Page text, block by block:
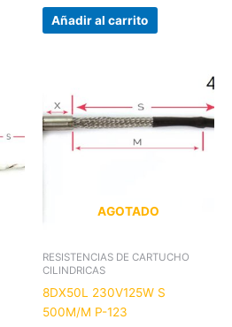
Añadir al carrito
AGOTADO
RESISTENCIAS DE CARTUCHO
CILINDRICAS
8DX50L 230V125W S
500M/M P-123